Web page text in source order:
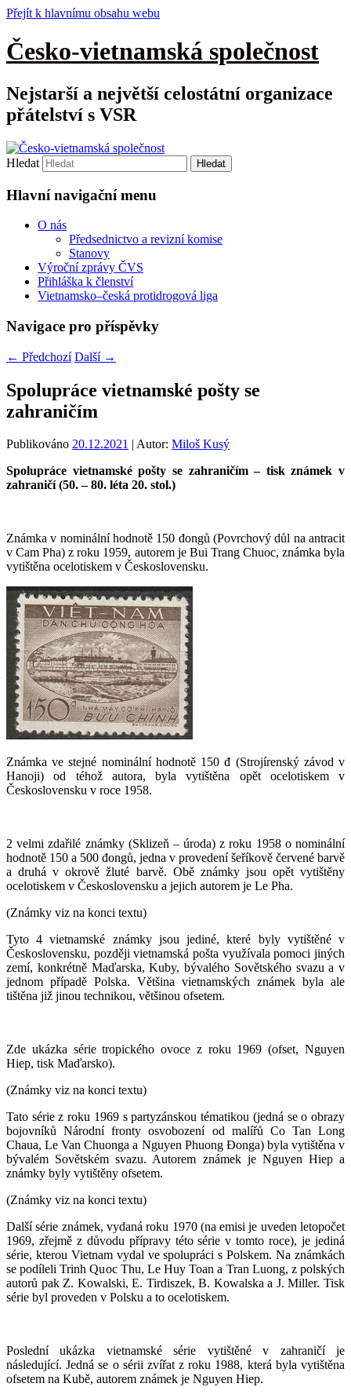
Přejít k hlavnímu obsahu webu
Česko-vietnamská společnost
Nejstarší a největší celostátní organizace
přátelství s VSR
Hledat
Hlavní navigační menu
O nás
Předsednictvo a revizní komise
Stanovy
Výroční zprávy ČVS
Přihláška k členství
Vietnamsko–česká protidrogová liga
Navigace pro příspěvky
← Předchozí Další →
Spolupráce vietnamské pošty se
zahraničím
Publikováno 20.12.2021 | Autor: Miloš Kusý
Spolupráce vietnamské pošty se zahraničím – tisk známek v
zahraničí (50. – 80. léta 20. stol.)
Známka v nominální hodnotě 150 đongů (Povrchový důl na antracit
v Cam Pha) z roku 1959, autorem je Bui Trang Chuoc, známka byla
vytištěna ocelotiskem v Československu.
Známka ve stejné nominální hodnotě 150 đ (Strojírenský závod v
Hanoji) od téhož autora, byla vytištěna opět ocelotiskem v
Československu v roce 1958.
2 velmi zdařilé známky (Sklizeň – úroda) z roku 1958 o nominální
hodnotě 150 a 500 đongů, jedna v provedení šeříkově červené barvě
a druhá v okrově žluté barvě. Obě známky jsou opět vytištěny
ocelotiskem v Československu a jejich autorem je Le Pha.
(Známky viz na konci textu)
Tyto 4 vietnamské známky jsou jediné, které byly vytištěné v
Československu, později vietnamská pošta využívala pomoci jiných
zemí, konkrétně Maďarska, Kuby, bývalého Sovětského svazu a v
jednom případě Polska. Většina vietnamských známek byla ale
tištěna již jinou technikou, většinou ofsetem.
Zde ukázka série tropického ovoce z roku 1969 (ofset, Nguyen
Hiep, tisk Maďarsko).
(Známky viz na konci textu)
Tato série z roku 1969 s partyzánskou tématikou (jedná se o obrazy
bojovníků Národní fronty osvobození od malířů Co Tan Long
Chaua, Le Van Chuonga a Nguyen Phuong Ðonga) byla vytištěna v
bývalém Sovětském svazu. Autorem známek je Nguyen Hiep a
známky byly vytištěny ofsetem.
(Známky viz na konci textu)
Další série známek, vydaná roku 1970 (na emisi je uveden letopočet
1969, zřejmě z důvodu přípravy této série v tomto roce), je jediná
série, kterou Vietnam vydal ve spolupráci s Polskem. Na známkách
se podíleli Trinh Quoc Thu, Le Huy Toan a Tran Luong, z polských
autorů pak Z. Kowalski, E. Tirdiszek, B. Kowalska a J. Miller. Tisk
série byl proveden v Polsku a to ocelotiskem.
Poslední ukázka vietnamské série vytištěné v zahraničí je
následující. Jedná se o sérii zvířat z roku 1988, která byla vytištěna
ofsetem na Kubě, autorem známek je Nguyen Hiep.